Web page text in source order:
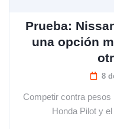
Prueba:
una opción
8
Competir contra
Honda Pilot y